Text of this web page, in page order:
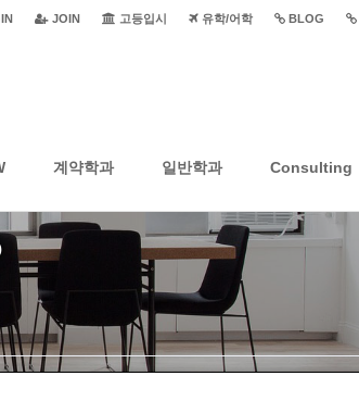
BLOG
유학/어학
고등입시
JOIN
계약학과 일반학과 Consulting